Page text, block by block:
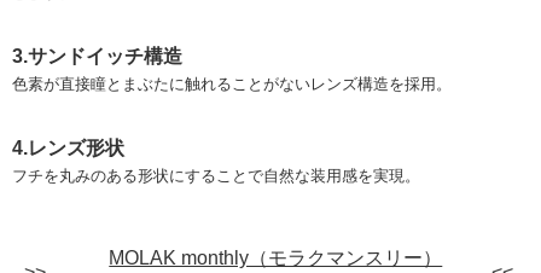
3.サンドイッチ構造
色素が直接瞳とまぶたに触れることがないレンズ構造を採用。
4.レンズ形状
フチを丸みのある形状にすることで自然な装用感を実現。
MOLAK monthly（モラクマンスリー）